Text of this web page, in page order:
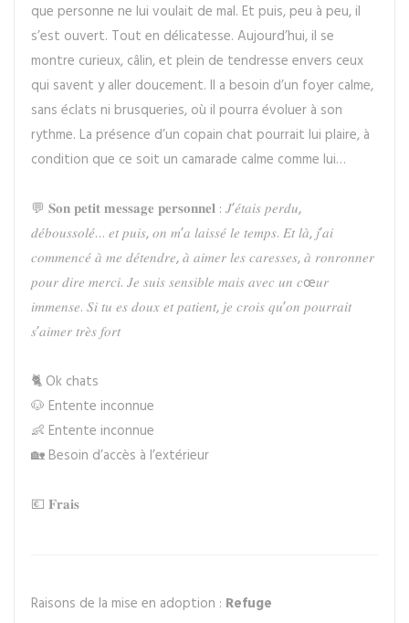
que personne ne lui voulait de mal. Et puis, peu à peu, il
s’est ouvert. Tout en délicatesse. Aujourd’hui, il se
montre curieux, câlin, et plein de tendresse envers ceux
qui savent y aller doucement. Il a besoin d’un foyer calme,
sans éclats ni brusqueries, où il pourra évoluer à son
rythme. La présence d’un copain chat pourrait lui plaire, à
condition que ce soit un camarade calme comme lui…
💬 𝐒𝐨𝐧 𝐩𝐞𝐭𝐢𝐭 𝐦𝐞𝐬𝐬𝐚𝐠𝐞 𝐩𝐞𝐫𝐬𝐨𝐧𝐧𝐞𝐥 : 𝐽’𝑒́𝑡𝑎𝑖𝑠 𝑝𝑒𝑟𝑑𝑢,
𝑑𝑒́𝑏𝑜𝑢𝑠𝑠𝑜𝑙𝑒́… 𝑒𝑡 𝑝𝑢𝑖𝑠, 𝑜𝑛 𝑚’𝑎 𝑙𝑎𝑖𝑠𝑠𝑒́ 𝑙𝑒 𝑡𝑒𝑚𝑝𝑠. 𝐸𝑡 𝑙𝑎̀, 𝑗’𝑎𝑖
𝑐𝑜𝑚𝑚𝑒𝑛𝑐𝑒́ 𝑎̀ 𝑚𝑒 𝑑𝑒́𝑡𝑒𝑛𝑑𝑟𝑒, 𝑎̀ 𝑎𝑖𝑚𝑒𝑟 𝑙𝑒𝑠 𝑐𝑎𝑟𝑒𝑠𝑠𝑒𝑠, 𝑎̀ 𝑟𝑜𝑛𝑟𝑜𝑛𝑛𝑒𝑟
𝑝𝑜𝑢𝑟 𝑑𝑖𝑟𝑒 𝑚𝑒𝑟𝑐𝑖. 𝐽𝑒 𝑠𝑢𝑖𝑠 𝑠𝑒𝑛𝑠𝑖𝑏𝑙𝑒 𝑚𝑎𝑖𝑠 𝑎𝑣𝑒𝑐 𝑢𝑛 𝑐œ𝑢𝑟
𝑖𝑚𝑚𝑒𝑛𝑠𝑒. 𝑆𝑖 𝑡𝑢 𝑒𝑠 𝑑𝑜𝑢𝑥 𝑒𝑡 𝑝𝑎𝑡𝑖𝑒𝑛𝑡, 𝑗𝑒 𝑐𝑟𝑜𝑖𝑠 𝑞𝑢’𝑜𝑛 𝑝𝑜𝑢𝑟𝑟𝑎𝑖𝑡
𝑠’𝑎𝑖𝑚𝑒𝑟 𝑡𝑟𝑒̀𝑠 𝑓𝑜𝑟𝑡
🐈 Ok chats
🐶 Entente inconnue
👶 Entente inconnue
🏡 Besoin d’accès à l’extérieur
💶 𝐅𝐫𝐚𝐢𝐬
Raisons de la mise en adoption : Refuge